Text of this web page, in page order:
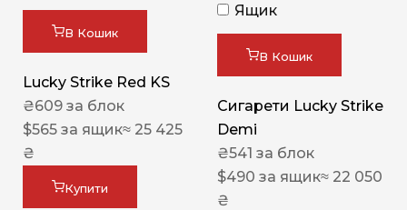
В Кошик
Lucky Strike Red KS
₴609 за блок
$565 за ящик≈ 25 425
₴
Купити
Ящик
В Кошик
Сигарети Lucky Strike
Demi
₴541 за блок
$490 за ящик≈ 22 050
₴